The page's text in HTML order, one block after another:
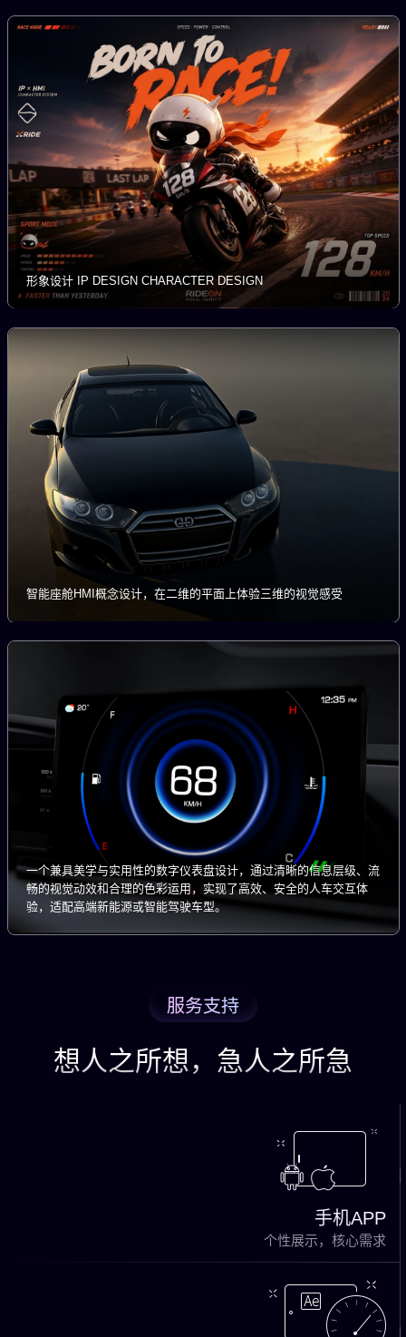
形象设计 IP DESIGN CHARACTER DESIGN
智能座舱HMI概念设计，在二维的平面上体验三维的视觉感受
一个兼具美学与实用性的数字仪表盘设计，通过清晰的信息层级、流
畅的视觉动效和合理的色彩运用，实现了高效、安全的人车交互体
验，适配高端新能源或智能驾驶车型。
服务支持
想人之所想，急人之所急
手机APP
个性展示，核心需求